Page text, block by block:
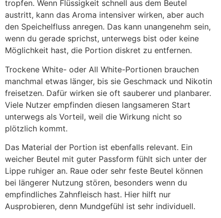
tropfen. Wenn Flüssigkeit schnell aus dem Beutel
austritt, kann das Aroma intensiver wirken, aber auch
den Speichelfluss anregen. Das kann unangenehm sein,
wenn du gerade sprichst, unterwegs bist oder keine
Möglichkeit hast, die Portion diskret zu entfernen.
Trockene White- oder All White-Portionen brauchen
manchmal etwas länger, bis sie Geschmack und Nikotin
freisetzen. Dafür wirken sie oft sauberer und planbarer.
Viele Nutzer empfinden diesen langsameren Start
unterwegs als Vorteil, weil die Wirkung nicht so
plötzlich kommt.
Das Material der Portion ist ebenfalls relevant. Ein
weicher Beutel mit guter Passform fühlt sich unter der
Lippe ruhiger an. Raue oder sehr feste Beutel können
bei längerer Nutzung stören, besonders wenn du
empfindliches Zahnfleisch hast. Hier hilft nur
Ausprobieren, denn Mundgefühl ist sehr individuell.